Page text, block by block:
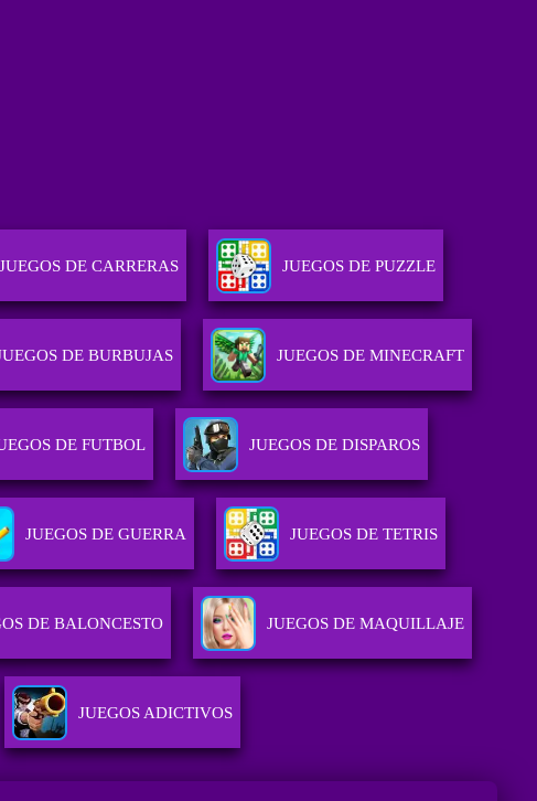
JUEGOS DE CARRERAS JUEGOS DE PUZZLE
DE BURBUJAS JUEGOS DE MINECRAFT
DE FUTBOL JUEGOS DE DISPAROS
JUEGOS DE GUERRA JUEGOS DE TETRIS
DE BALONCESTO JUEGOS DE MAQUILLAJE
JUEGOS ADICTIVOS